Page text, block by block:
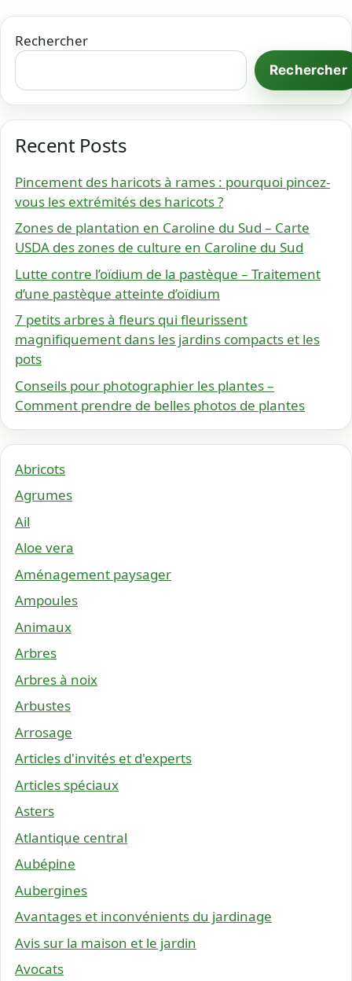
Rechercher
Rechercher
Recent Posts
Pincement des haricots à rames : pourquoi pincez-
vous les extrémités des haricots ?
Zones de plantation en Caroline du Sud – Carte
USDA des zones de culture en Caroline du Sud
Lutte contre l’oïdium de la pastèque – Traitement
d’une pastèque atteinte d’oïdium
7 petits arbres à fleurs qui fleurissent
magnifiquement dans les jardins compacts et les
pots
Conseils pour photographier les plantes –
Comment prendre de belles photos de plantes
Abricots
Agrumes
Ail
Aloe vera
Aménagement paysager
Ampoules
Animaux
Arbres
Arbres à noix
Arbustes
Arrosage
Articles d'invités et d'experts
Articles spéciaux
Asters
Atlantique central
Aubépine
Aubergines
Avantages et inconvénients du jardinage
Avis sur la maison et le jardin
Avocats